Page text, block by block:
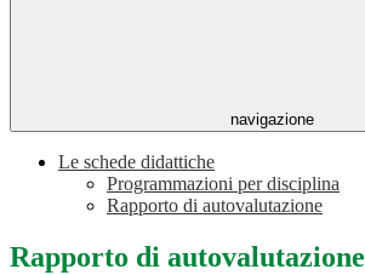
navigazione
Le schede didattiche
Programmazioni per disciplina
Rapporto di autovalutazione
Rapporto di autovalutazione